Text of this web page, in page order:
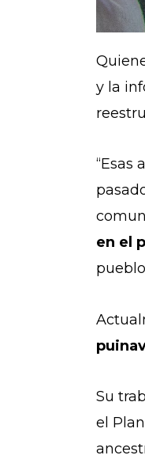
y la
“Esas
en el
pueblo
Su
el